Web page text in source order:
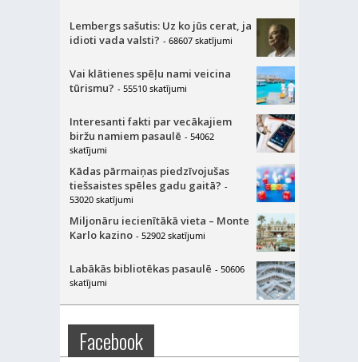
Lembergs sašutis: Uz ko jūs cerat, ja
idioti vada valsti? - 68607 skatījumi
Vai klātienes spēļu nami veicina
tūrismu? - 55510 skatījumi
Interesanti fakti par vecākajiem
biržu namiem pasaulē - 54062
skatījumi
Kādas pārmaiņas piedzīvojušas
tiešsaistes spēles gadu gaitā? -
53020 skatījumi
Miljonāru iecienītākā vieta – Monte
Karlo kazino - 52902 skatījumi
Labākās bibliotēkas pasaulē - 50606
skatījumi
Facebook